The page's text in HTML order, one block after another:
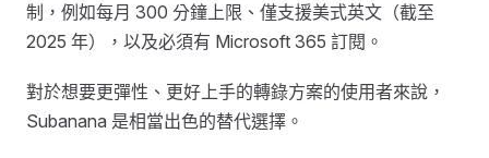
制，例如每月 300 分鐘上限、僅支援美式英文（截至
2025 年），以及必須有 Microsoft 365 訂閱。
對於想要更彈性、更好上手的轉錄方案的使用者來說，
Subanana 是相當出色的替代選擇。